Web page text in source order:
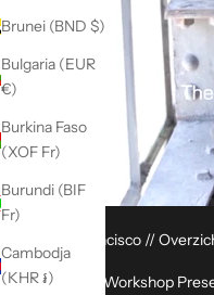
Brunei (BND $)
Bulgaria (EUR
€)
Burkina Faso
(XOF Fr)
Burundi (BIF
Fr)
Cambodja
(KHR ៛)
San Francisco //
Mission Workshop